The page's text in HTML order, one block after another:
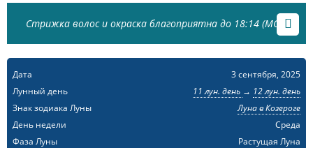
Стрижка волос и окраска благоприятна до 18:14 (МСК)
Дата
3 сентября, 2025
Лунный день
11 лун. день → 12 лун. день
Знак зодиака Луны
Луна в Козероге
День недели
Среда
Фаза Луны
Растущая Луна